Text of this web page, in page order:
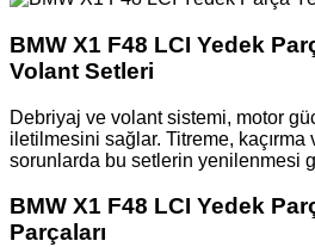
BMW X1 F48 LCI Yedek
Volant Setleri
Debriyaj ve volant sistemi, motor
iletilmesini sağlar. Titreme, kaçırma
sorunlarda bu setlerin yenilenmesi
BMW X1 F48 LCI Yedek
Parçaları